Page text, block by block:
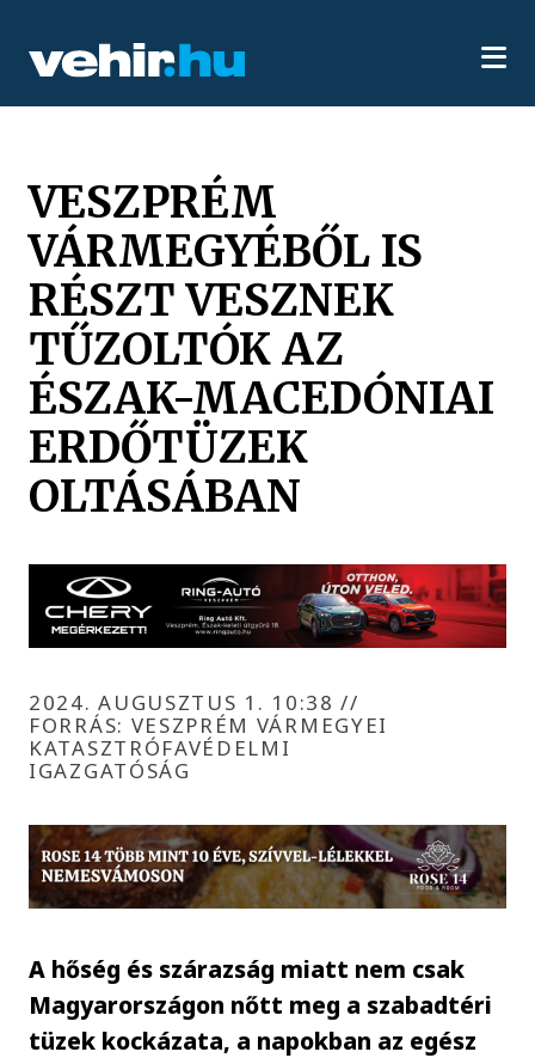
VESZPRÉM
VÁRMEGYÉBŐL IS
RÉSZT VESZNEK
TŰZOLTÓK AZ
ÉSZAK-MACEDÓNIAI
ERDŐTÜZEK
OLTÁSÁBAN
2024. AUGUSZTUS 1. 10:38//
FORRÁS: VESZPRÉM VÁRMEGYEI
KATASZTRÓFAVÉDELMI
IGAZGATÓSÁG
A hőség és szárazság miatt nem csak
Magyarországon nőtt meg a szabadtéri
tüzek kockázata, a napokban az egész